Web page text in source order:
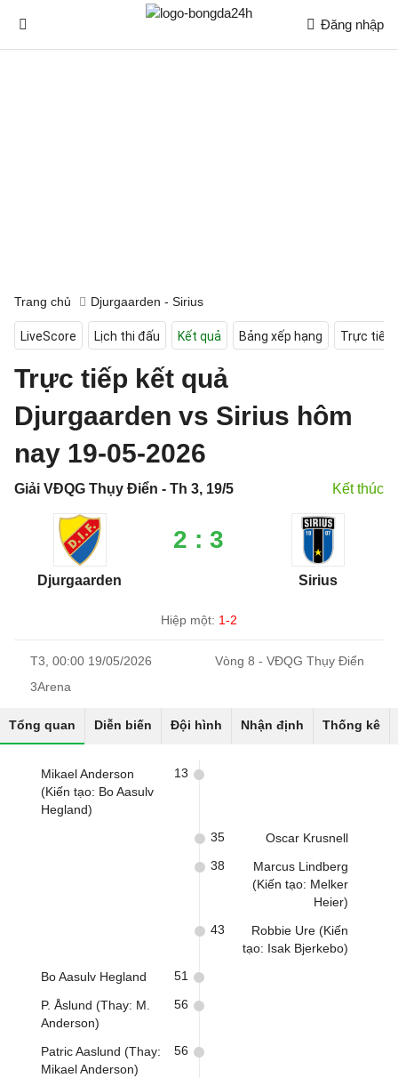
Đăng nhập
Trang chủ Djurgaarden - Sirius
LiveScore Lịch thi đấu Kết quả Bảng xếp hạng Trực tiếp
Trực tiếp kết quả
Djurgaarden vs Sirius hôm
nay 19-05-2026
Giải VĐQG Thụy Điển - Th 3, 19/5 Kết thúc
Djurgaarden
2 : 3
Sirius
Hiệp một: 1-2
T3, 00:00 19/05/2026
Vòng 8 - VĐQG Thụy Điển
3Arena
Tổng quan Diễn biến Đội hình Nhận định Thống kê
Mikael Anderson
(Kiến tạo: Bo Aasulv
Hegland)
13
Oscar Krusnell
35
Marcus Lindberg
(Kiến tạo: Melker
Heier)
38
Robbie Ure (Kiến
tạo: Isak Bjerkebo)
43
Bo Aasulv Hegland 51
P. Åslund (Thay: M.
Anderson)
56
Patric Aaslund (Thay:
Mikael Anderson)
56